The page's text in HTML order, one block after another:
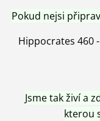
Pokud nejsi
Hippocrates 460
Jsme tak živí a
kterou